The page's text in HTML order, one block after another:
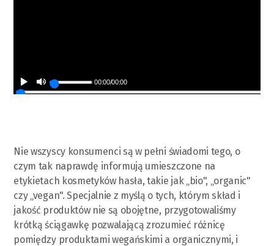
00:00/00:00
Nie wszyscy konsumenci są w pełni świadomi tego, o
czym tak naprawdę informują umieszczone na
etykietach kosmetyków hasła, takie jak „bio", „organic"
czy „vegan". Specjalnie z myślą o tych, którym skład i
jakość produktów nie są obojętne, przygotowaliśmy
krótką ściągawkę pozwalającą zrozumieć różnicę
pomiędzy produktami wegańskimi a organicznymi, i